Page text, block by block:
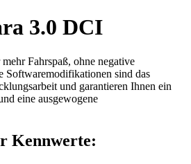
3.0 DCI
Fahrspaß, ohne negative
Softwaremodifikationen sind das
und garantieren Ihnen ein
eine ausgewogene
Kennwerte: